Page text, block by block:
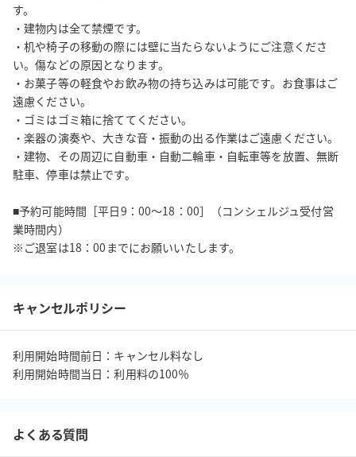
す。
・建物内は全て禁煙です。
・机や椅子の移動の際には壁に当たらないようにご注意くださ
い。傷などの原因となります。
・お菓子等の軽食やお飲み物の持ち込みは可能です。お食事はご
遠慮ください。
・ゴミはゴミ箱に捨ててください。
・楽器の演奏や、大きな音・振動の出る作業はご遠慮ください。
・建物、その周辺に自動車・自動二輪車・自転車等を放置、無断
駐車、停車は禁止です。
■予約可能時間［平日9：00～18：00］（コンシェルジュ受付営
業時間内）
※ご退室は18：00までにお願いいたします。
キャンセルポリシー
利用開始時間前日：キャンセル料なし
利用開始時間当日：利用料の100％
よくある質問